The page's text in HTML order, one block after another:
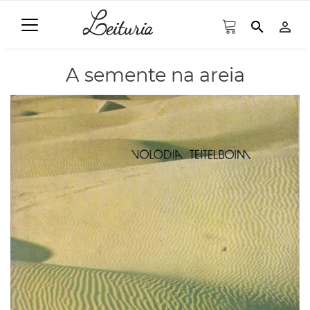
search person_outline
A semente na areia